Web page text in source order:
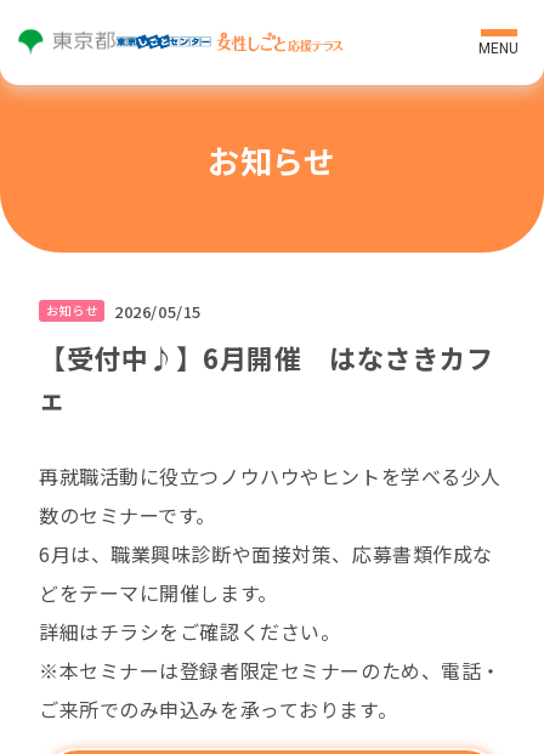
MENU
登録
はじめての方へ
個別相談
セミナー・プログラム・イベント
ご利用者の声
オンライン就職支援
利用方法・アクセス
よくあるご質問
お問い合わせ
お知らせ
お知らせ 2026/05/15
【受付中♪】6月開催 はなさきカフ
ェ
再就職活動に役立つノウハウやヒントを学べる少人
数のセミナーです。
6月は、職業興味診断や面接対策、応募書類作成な
どをテーマに開催します。
詳細はチラシをご確認ください。
※本セミナーは登録者限定セミナーのため、電話・
ご来所でのみ申込みを承っております。